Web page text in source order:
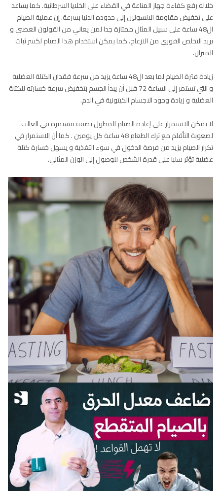
خلاله رفع كفاءة جهاز المناعة في القضاء على الخلايا السرطانية. كما يساعد
على تخفيض مقاومة الانسولين إلى حدوده الدنيا بسرعة. إن عملية الصيام
ال48 ساعة على سبيل المثال ممتازة جدا لمن يعاني من القولون العصبي و
يريد التخلص الفوري من الازعاج. كما يمكن استخدام هذا الصيام لكسر ثبات
الميزان.
زيادة فترة الصيام لما بعد ال48 ساعة يزيد من سرعة فقدان الكتلة العضلية
و التي تستمر إلى الساعة 72 قبل أن يبدأ الجسم بتخفيض سرعة خسارته للكتلة
العضلية و زيادة وجود الاجسام الكيتونية في الدم.
لا يمكن الاستمرار على إعادة الصيام المطول بصفة مستمرة في الغالب
لصعوبة التأقلم مع ترك الطعام 48 ساعة كل يومين . كما أن الاستمرار في
تكرار الصيام يزيد من فرصة الدخول في سوء التغذية و يسهل خسارة كتلة
عضلية تؤثر سلبا على قدرة الشخص للوصول إلى الوزن المثالي.